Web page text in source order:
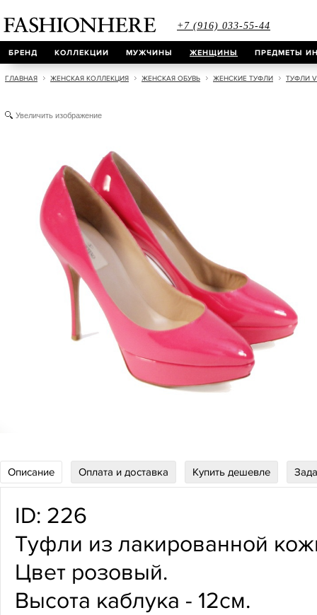
+7 (916) 033-55-44
БРЕНД КОЛЛЕКЦИИ МУЖЧИНЫ ЖЕНЩИНЫ ПРЕДМЕТЫ
ГЛАВНАЯ ЖЕНСКАЯ КОЛЛЕКЦИЯ ЖЕНСКАЯ ОБУВЬ ЖЕНСКИЕ ТУФЛИ ТУФЛИ
Увеличить изображение
Описание Оплата и доставка Купить дешевле
ID: 226
Туфли из лакированной
Цвет розовый.
Высота каблука - 12см.